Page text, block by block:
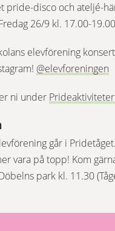
pride-disco och ateljé-
26/9 kl. 17.00-
elevförening
@elevforeningen
ni under
går i
vara på topp! Kom
park kl. 11.30